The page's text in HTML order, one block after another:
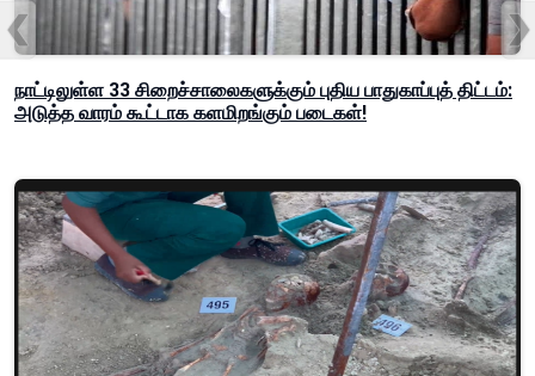
நாட்டிலுள்ள 33 சிறைச்சாலைகளுக்கும் புதிய பாதுகாப்புத் திட்டம்:
அடுத்த வாரம் கூட்டாக களமிறங்கும் படைகள்!